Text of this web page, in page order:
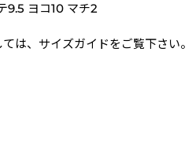
9.5 ヨコ10 マチ2
は、 サイズガイドをご覧下さい。